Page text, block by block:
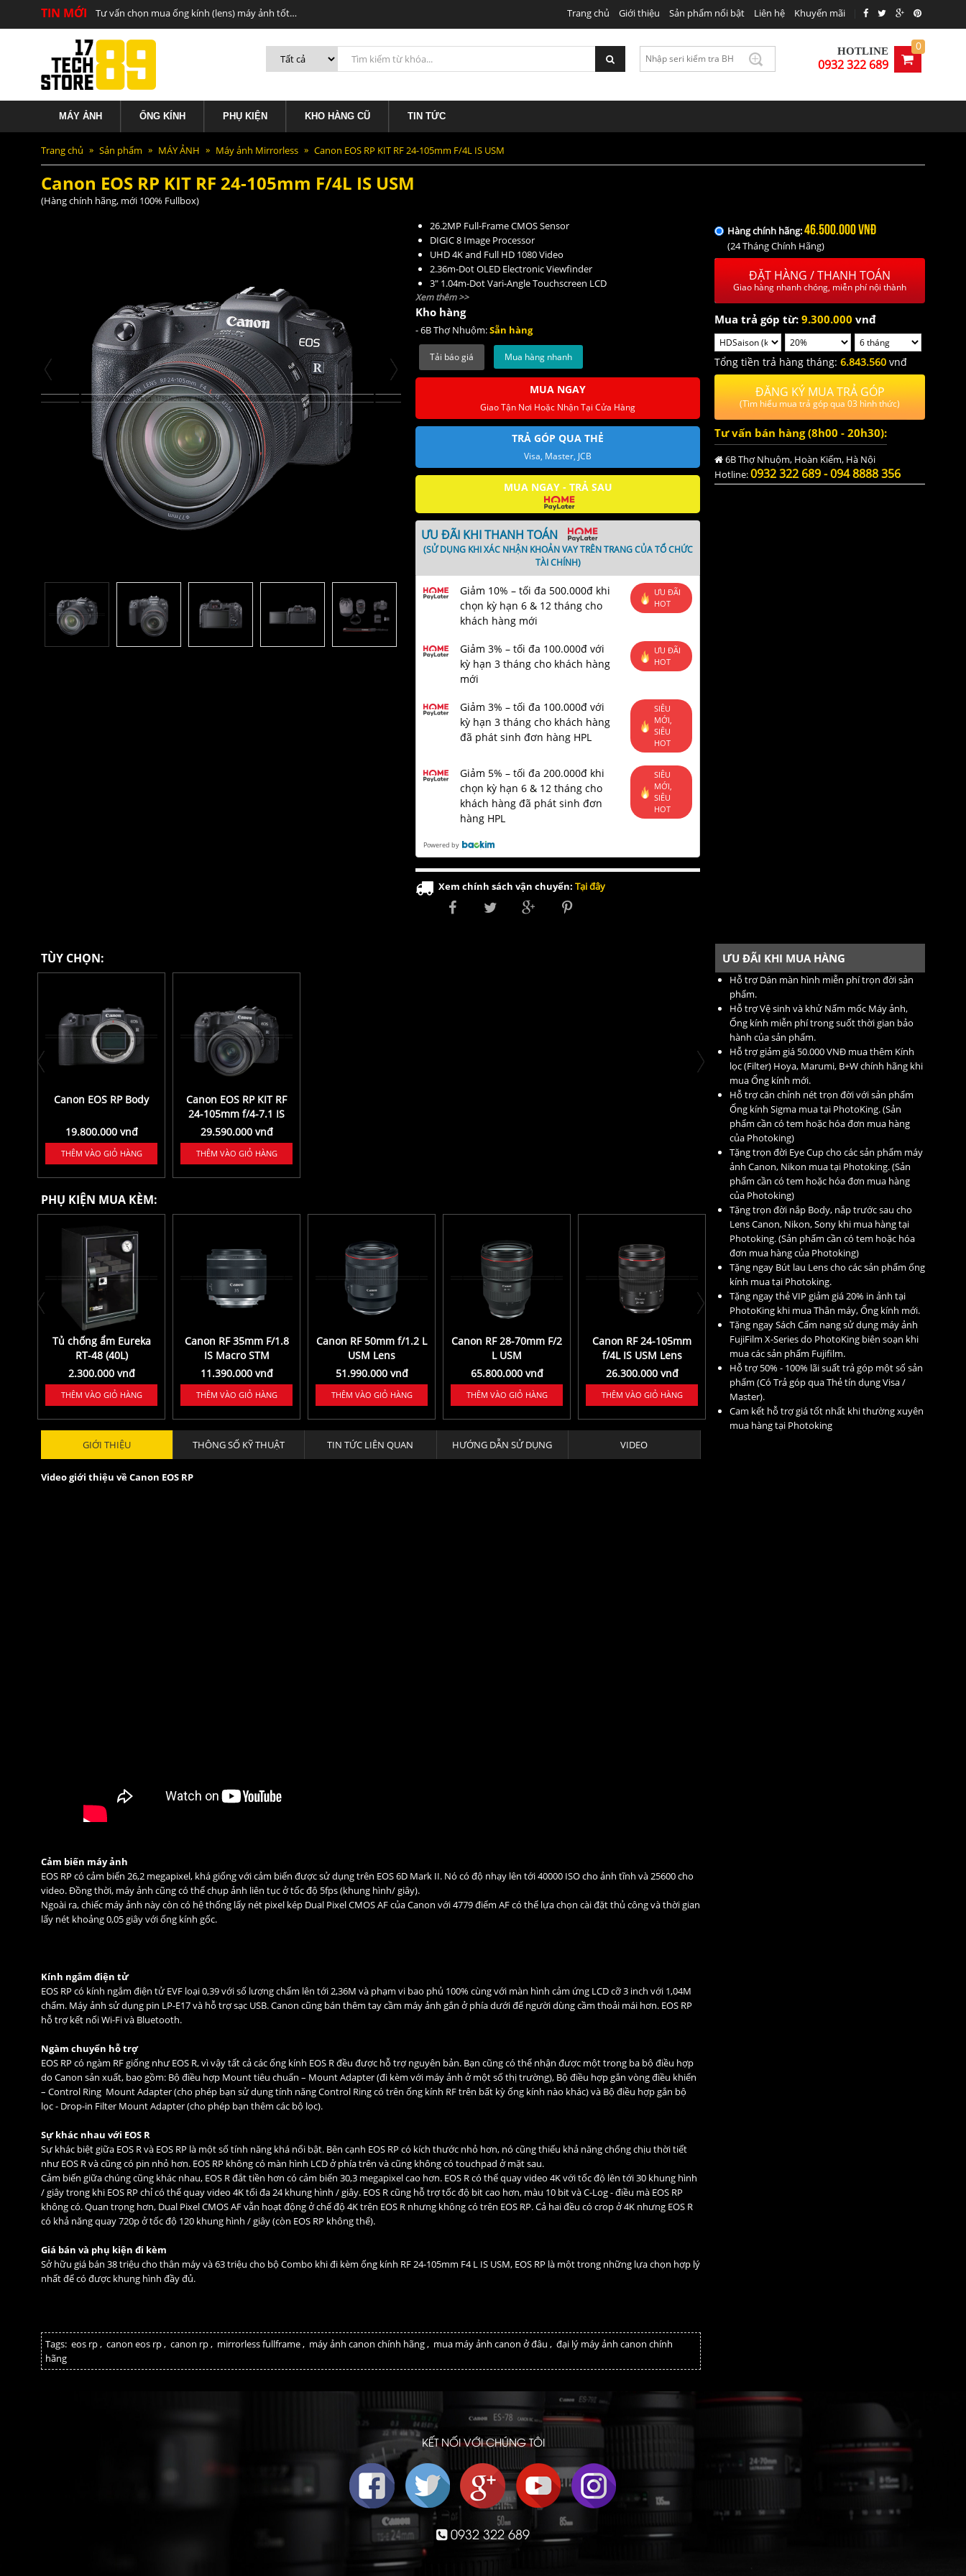
TIN MỚI Tư vấn chọn mua ống kính (lens) máy ảnh tốt nhất để quay phim Trang chủ Giới thiệu Sản phẩm nổi bật Liên hệ Khuyến mãi
HOTLINE
0932 322 689
0
MÁY ẢNH ỐNG KÍNH PHỤ KIỆN KHO HÀNG CŨ TIN TỨC
Canon EOS RP KIT RF 24-105mm F/4L IS USM 46.500.000VNĐ MUA NGAY
Trang chủ Sản phẩm MÁY ẢNH Máy ảnh Mirrorless Canon EOS RP KIT RF 24-105mm F/4L IS USM
Canon EOS RP KIT RF 24-105mm F/4L IS USM
(Hàng chính hãng, mới 100% Fullbox)
26.2MP Full-Frame CMOS Sensor
DIGIC 8 Image Processor
UHD 4K and Full HD 1080 Video
2.36m-Dot OLED Electronic Viewfinder
3" 1.04m-Dot Vari-Angle Touchscreen LCD
Dual Pixel CMOS AF, 4779 AF Points
ISO 100-40000, Up to 5 fps Shooting
Wi-Fi and Bluetooth Connectivity
Xem thêm >>
Kho hàng
- 6B Thợ Nhuộm:Sẵn hàng
Mua hàng nhanh
MUA NGAY
Giao Tận Nơi Hoặc Nhận Tại Cửa Hàng
TRẢ GÓP QUA THẺ
Visa, Master, JCB
MUA NGAY - TRẢ SAU
ƯU ĐÃI KHI THANH TOÁN
(SỬ DỤNG KHI XÁC NHẬN KHOẢN VAY TRÊN TRANG CỦA TỔ CHỨC
TÀI CHÍNH)
Giảm 10% – tối đa 500.000đ khi
chọn kỳ hạn 6 & 12 tháng cho
khách hàng mới
ƯU ĐÃI
HOT
Giảm 3% – tối đa 100.000đ với
kỳ hạn 3 tháng cho khách hàng
mới
ƯU ĐÃI
HOT
Giảm 3% – tối đa 100.000đ với
kỳ hạn 3 tháng cho khách hàng
đã phát sinh đơn hàng HPL
SIÊU
MỚI,
SIÊU
HOT
Giảm 5% – tối đa 200.000đ khi
chọn kỳ hạn 6 & 12 tháng cho
khách hàng đã phát sinh đơn
hàng HPL
SIÊU
MỚI,
SIÊU
HOT
Powered by
Xem chính sách vận chuyển: Tại đây
Hàng chính hãng:46.500.000 VNĐ
(24 Tháng Chính Hãng)
ĐẶT HÀNG / THANH TOÁN
Giao hàng nhanh chóng, miễn phí nội thành
Mua trả góp từ:9.300.000 vnđ
Tổng tiền trả hàng tháng:6.843.560 vnđ
ĐĂNG KÝ MUA TRẢ GÓP
(Tìm hiểu mua trả góp qua 03 hình thức)
Tư vấn bán hàng (8h00 - 20h30):
6B Thợ Nhuộm, Hoàn Kiếm, Hà Nội
Hotline:0932 322 689 - 094 8888 356
TÙY CHỌN:
Canon EOS RP Body
19.800.000 vnđ
THÊM VÀO GIỎ HÀNG
Canon EOS RP KIT RF
24-105mm f/4-7.1 IS
STM
29.590.000 vnđ
THÊM VÀO GIỎ HÀNG
PHỤ KIỆN MUA KÈM:
Tủ chống ẩm Eureka
RT-48 (40L)
2.300.000 vnđ
THÊM VÀO GIỎ HÀNG
Canon RF 35mm F/1.8
IS Macro STM
11.390.000 vnđ
THÊM VÀO GIỎ HÀNG
Canon RF 50mm f/1.2 L
USM Lens
51.990.000 vnđ
THÊM VÀO GIỎ HÀNG
Canon RF 28-70mm F/2
L USM
65.800.000 vnđ
THÊM VÀO GIỎ HÀNG
Canon RF 24-105mm
f/4L IS USM Lens
26.300.000 vnđ
THÊM VÀO GIỎ HÀNG
GIỚI THIỆU THÔNG SỐ KỸ THUẬT TIN TỨC LIÊN QUAN HƯỚNG DẪN SỬ DỤNG VIDEO
Video giới thiệu về Canon EOS RP
Cảm biến máy ảnh
EOS RP có cảm biến 26,2 megapixel, khá giống với cảm biến được sử dụng trên EOS 6D Mark II. Nó có độ nhạy lên tới 40000 ISO cho ảnh tĩnh và 25600 cho
video. Đồng thời, máy ảnh cũng có thể chụp ảnh liên tục ở tốc độ 5fps (khung hình/ giây).
Ngoài ra, chiếc máy ảnh này còn có hệ thống lấy nét pixel kép Dual Pixel CMOS AF của Canon với 4779 điểm AF có thể lựa chọn cài đặt thủ công và thời gian
lấy nét khoảng 0,05 giây với ống kính gốc.
Kính ngắm điện tử
EOS RP có kính ngắm điện tử EVF loại 0,39 với số lượng chấm lên tới 2,36M và phạm vi bao phủ 100% cùng với màn hình cảm ứng LCD cỡ 3 inch với 1,04M
chấm. Máy ảnh sử dụng pin LP-E17 và hỗ trợ sạc USB. Canon cũng bán thêm tay cầm máy ảnh gắn ở phía dưới để người dùng cầm thoải mái hơn. EOS RP
hỗ trợ kết nối Wi-Fi và Bluetooth.
Ngàm chuyển hỗ trợ
EOS RP có ngàm RF giống như EOS R, vì vậy tất cả các ống kính EOS R đều được hỗ trợ nguyên bản. Bạn cũng có thể nhận được một trong ba bộ điều hợp
do Canon sản xuất, bao gồm: Bộ điều hợp Mount tiêu chuẩn – Mount Adapter (đi kèm với máy ảnh ở một số thị trường), Bộ điều hợp gắn vòng điều khiển
– Control Ring Mount Adapter (cho phép bạn sử dụng tính năng Control Ring có trên ống kính RF trên bất kỳ ống kính nào khác) và Bộ điều hợp gắn bộ
lọc - Drop-in Filter Mount Adapter (cho phép bạn thêm các bộ lọc).
Sự khác nhau với EOS R
Sự khác biệt giữa EOS Rvà EOS RP là một số tính năng khá nổi bật. Bên cạnh EOS RP có kích thước nhỏ hơn, nó cũng thiếu khả năng chống chịu thời tiết
như EOS R và cũng có pin nhỏ hơn. EOS RP không có màn hình LCD ở phía trên và cũng không có touchpad ở mặt sau.
Cảm biến giữa chúng cũng khác nhau, EOS R đắt tiền hơn có cảm biến 30,3 megapixel cao hơn. EOS Rcó thể quay video 4K với tốc độ lên tới 30 khung hình
/ giây trong khi EOS RP chỉ có thể quay video 4K tối đa 24 khung hình / giây. EOS R cũng hỗ trợ tốc độ bit cao hơn, màu 10 bit và C-Log - điều mà EOS RP
không có. Quan trọng hơn, Dual Pixel CMOS AF vẫn hoạt động ở chế độ 4K trên EOS R nhưng không có trên EOS RP. Cả hai đều có crop ở 4K nhưng EOS R
có khả năng quay 720p ở tốc độ 120 khung hình / giây (còn EOS RP không thể).
Giá bán và phụ kiện đi kèm
Sở hữu giá bán 38 triệu cho thân máy và 63 triệu cho bộ Combo khi đi kèm ống kính RF 24-105mm F4 L IS USM, EOS RP là một trong những lựa chọn hợp lý
nhất để có được khung hình đầy đủ.
Tags: eos rp, canon eos rp, canon rp, mirrorless fullframe, máy ảnh canon chính hãng, mua máy ảnh canon ở đâu , đại lý máy ảnh canon chính
hãng
ƯU ĐÃI KHI MUA HÀNG
Hỗ trợ Dán màn hình miễn phí trọn đời sản
phẩm.
Hỗ trợ Vệ sinh và khử Nấm mốc Máy ảnh,
Ống kính miễn phí trong suốt thời gian bảo
hành của sản phẩm.
Hỗ trợ giảm giá 50.000 VNĐ mua thêm Kính
lọc (Filter) Hoya, Marumi, B+W chính hãng khi
mua Ống kính mới.
Hỗ trợ căn chỉnh nét trọn đời với sản phẩm
Ống kính Sigma mua tại PhotoKing. (Sản
phẩm cần có tem hoặc hóa đơn mua hàng
của Photoking)
Tặng trọn đời Eye Cup cho các sản phẩm máy
ảnh Canon, Nikon mua tại Photoking. (Sản
phẩm cần có tem hoặc hóa đơn mua hàng
của Photoking)
Tặng trọn đời nắp Body, nắp trước sau cho
Lens Canon, Nikon, Sony khi mua hàng tại
Photoking. (Sản phẩm cần có tem hoặc hóa
đơn mua hàng của Photoking)
Tặng ngay Bút lau Lens cho các sản phẩm ống
kính mua tại Photoking.
Tặng ngay thẻ VIP giảm giá 20% in ảnh tại
PhotoKing khi mua Thân máy, Ống kính mới.
Tặng ngay Sách Cẩm nang sử dụng máy ảnh
FujiFilm X-Series do PhotoKing biên soạn khi
mua các sản phẩm Fujifilm.
Hỗ trợ 50% - 100% lãi suất trả góp một số sản
phẩm (Có Trả góp qua Thẻ tín dụng Visa /
Master).
Cam kết hỗ trợ giá tốt nhất khi thường xuyên
mua hàng tại Photoking
KẾT NỐI VỚI CHÚNG TÔI
0932 322 689